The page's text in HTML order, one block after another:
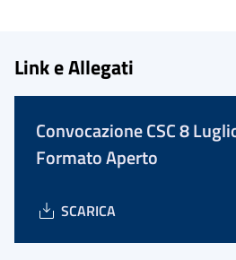
Link e Allegati
Convocazione CSC 8
Formato Aperto
SCARICA